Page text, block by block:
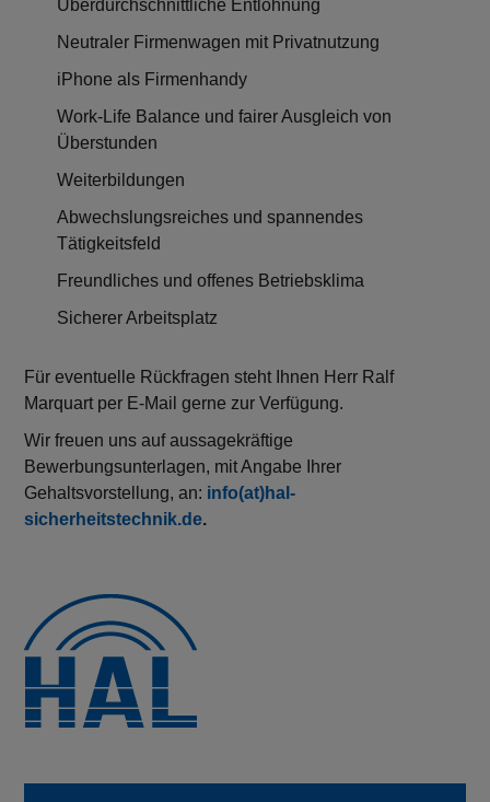
Überdurchschnittliche Entlohnung
Neutraler Firmenwagen mit Privatnutzung
iPhone als Firmenhandy
Work-Life Balance und fairer Ausgleich von
Überstunden
Weiterbildungen
Abwechslungsreiches und spannendes
Tätigkeitsfeld
Freundliches und offenes Betriebsklima
Sicherer Arbeitsplatz
Für eventuelle Rückfragen steht Ihnen Herr Ralf
Marquart per E-Mail gerne zur Verfügung.
Wir freuen uns auf aussagekräftige
Bewerbungsunterlagen, mit Angabe Ihrer
Gehaltsvorstellung, an: info(at)hal-
sicherheitstechnik.de.